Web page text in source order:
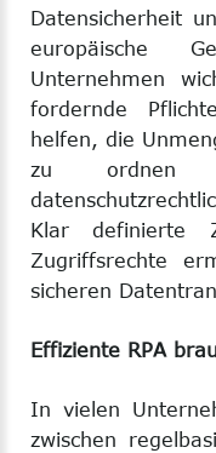
Datensicherheit
europäische
Unternehmen
fordernde
helfen, die
zu ordnen
Klar definierte
Zugriffsrechte
sicheren
Effiziente RPA
In vielen
zwischen